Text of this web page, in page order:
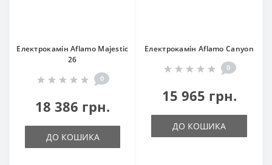
Електрокамін Aflamo Majestic
26
0
18 386 грн.
ДО КОШИКА
Електрокамін Aflamo Canyon
0
15 965 грн.
ДО КОШИКА